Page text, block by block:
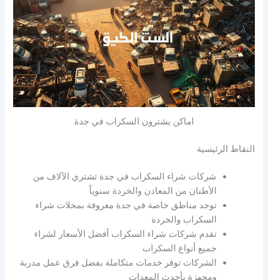
اماكن يشترون السكراب في جدة
النقاط الرئيسية
شركات شراء السكراب في جدة تشتري الآلاف من
الأطنان من المعادن والخردة سنوياً
توجد مناطق خاصة في جدة معروفة بمحلات شراء
السكراب والخردة
تقدم شركات شراء السكراب أفضل الأسعار لشراء
جميع أنواع السكراب
الشركات توفر خدمات متكاملة بفضل فرق عمل مدربة
ومجهزة بأحدث المعدات